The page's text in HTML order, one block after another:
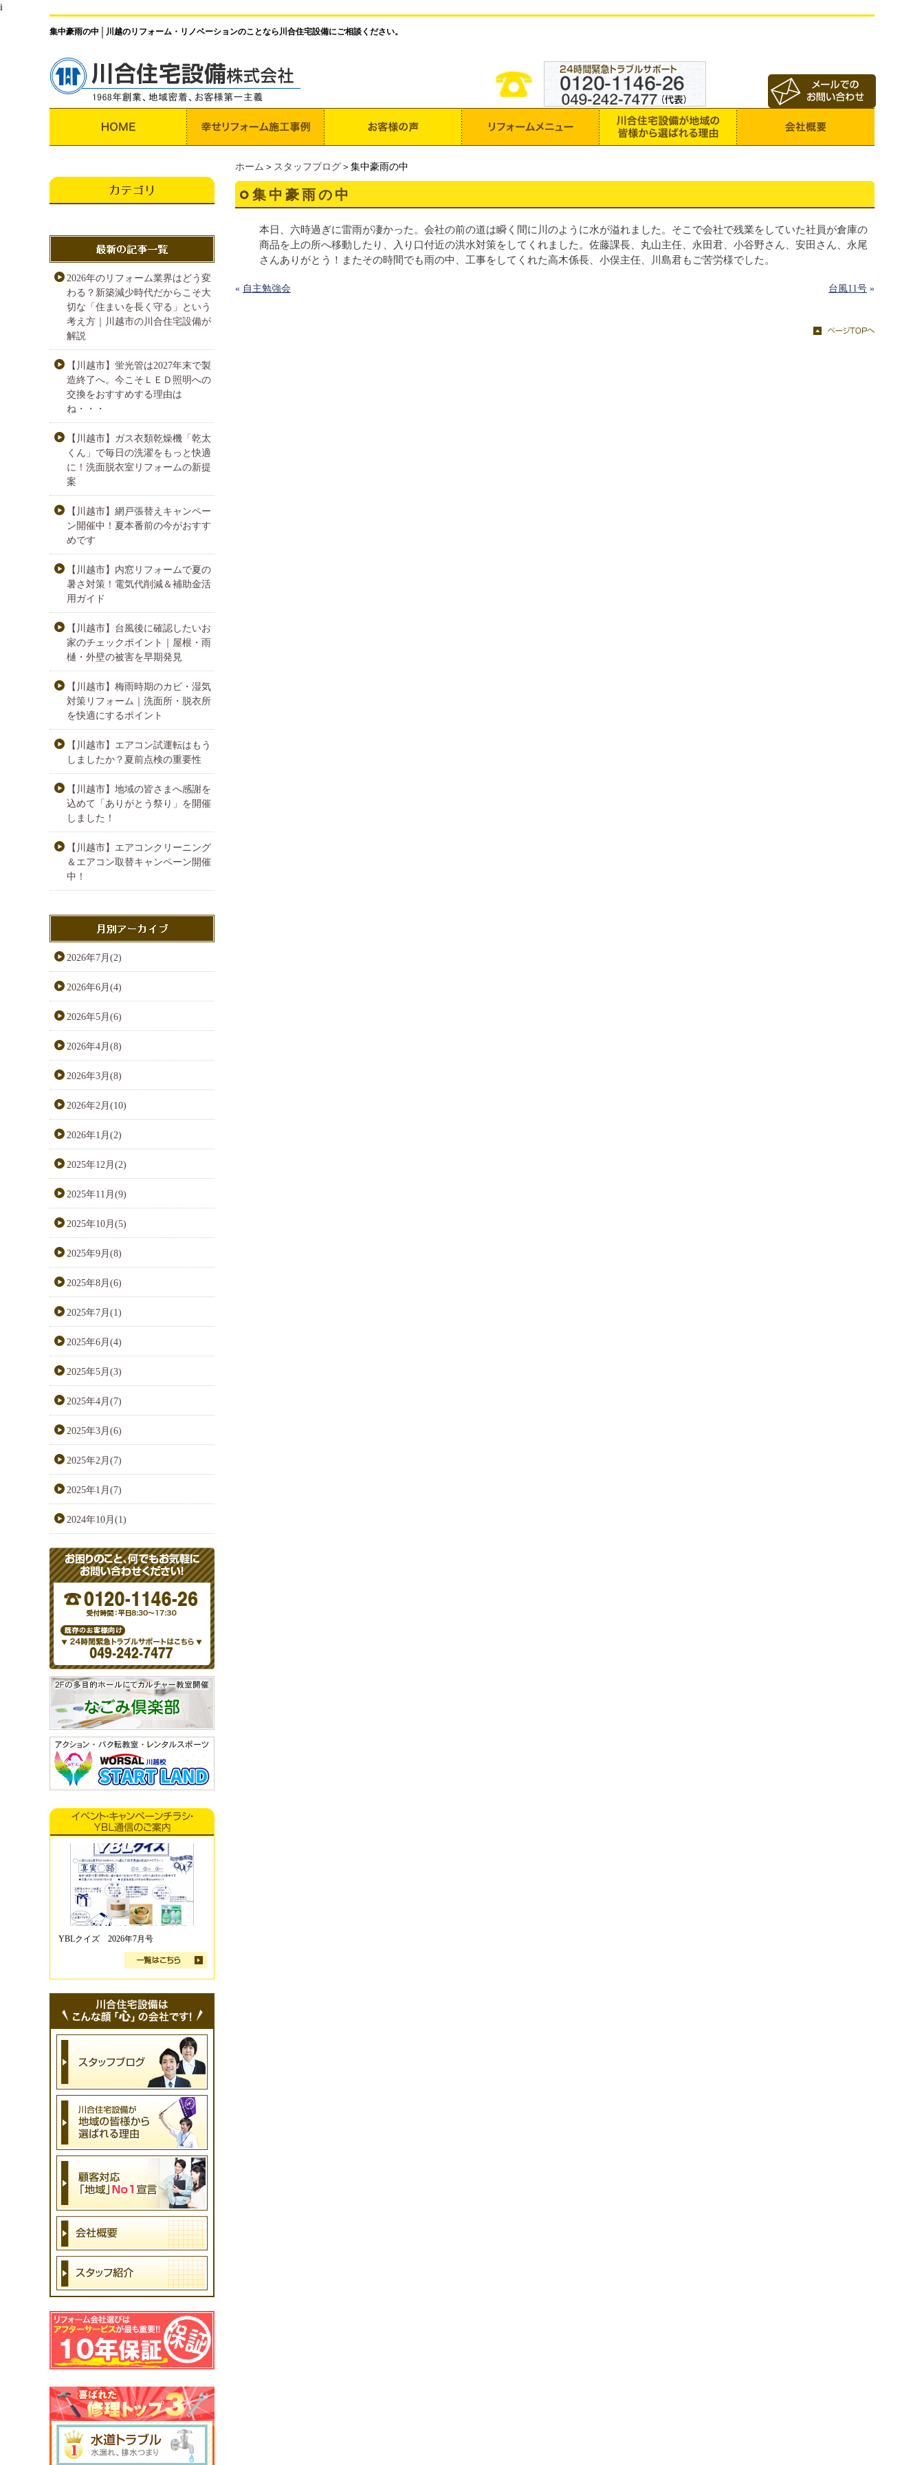
i
集中豪雨の中 川越のリフォーム・リノベーションのことなら川合住宅設備にご相談ください。
ホーム ＞ スタッフブログ ＞集中豪雨の中
集中豪雨の中
本日、六時過ぎに雷雨が凄かった。会社の前の道は瞬く間に川のように水が溢れました。そこで会社で残業をしていた社員が倉庫の
商品を上の所へ移動したり、入り口付近の洪水対策をしてくれました。佐藤課長、丸山主任、永田君、小谷野さん、安田さん、永尾
さんありがとう！またその時間でも雨の中、工事をしてくれた高木係長、小俣主任、川島君もご苦労様でした。
« 自主勉強会 台風11号 »
2026年のリフォーム業界はどう変
わる？新築減少時代だからこそ大
切な「住まいを長く守る」という
考え方｜川越市の川合住宅設備が
解説
【川越市】蛍光管は2027年末で製
造終了へ。今こそＬＥＤ照明への
交換をおすすめする理由は
ね・・・
【川越市】ガス衣類乾燥機「乾太
くん」で毎日の洗濯をもっと快適
に！洗面脱衣室リフォームの新提
案
【川越市】網戸張替えキャンペー
ン開催中！夏本番前の今がおすす
めです
【川越市】内窓リフォームで夏の
暑さ対策！電気代削減＆補助金活
用ガイド
【川越市】台風後に確認したいお
家のチェックポイント｜屋根・雨
樋・外壁の被害を早期発見
【川越市】梅雨時期のカビ・湿気
対策リフォーム｜洗面所・脱衣所
を快適にするポイント
【川越市】エアコン試運転はもう
しましたか？夏前点検の重要性
【川越市】地域の皆さまへ感謝を
込めて「ありがとう祭り」を開催
しました！
【川越市】エアコンクリーニング
＆エアコン取替キャンペーン開催
中！
2026年7月(2)
2026年6月(4)
2026年5月(6)
2026年4月(8)
2026年3月(8)
2026年2月(10)
2026年1月(2)
2025年12月(2)
2025年11月(9)
2025年10月(5)
2025年9月(8)
2025年8月(6)
2025年7月(1)
2025年6月(4)
2025年5月(3)
2025年4月(7)
2025年3月(6)
2025年2月(7)
2025年1月(7)
2024年10月(1)
YBLクイズ 2026年7月号